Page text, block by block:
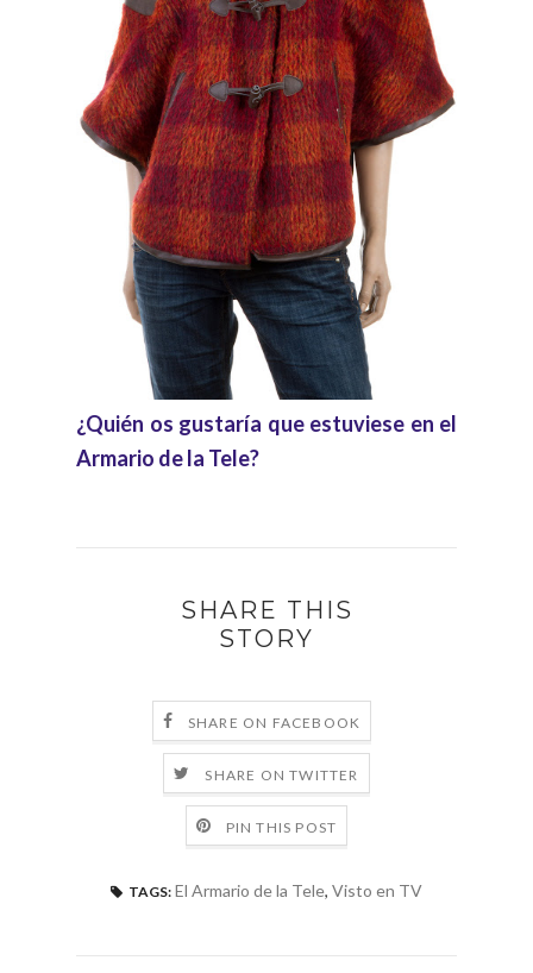
¿Quién os gustaría que estuviese en el
Armario de la Tele?
SHARE THIS
STORY
SHARE ON FACEBOOK
SHARE ON TWITTER
PIN THIS POST
TAGS: El Armario de la Tele, Visto en TV